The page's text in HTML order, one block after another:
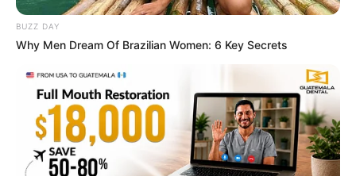
เดือน 1 เดือน 4 ห้ามให้ฤกษ์ ขึ้น หรือ แรม 2 ค่ำ
https://seeme.me/ch/personality/9Ovgxk?
pl=YEx40E
อาหารมงคลและอาหารต้องห้ามในวันแต่งงาน
BUZZ DAY
Why Men Dream Of Brazilian Women: 6 Key Secrets